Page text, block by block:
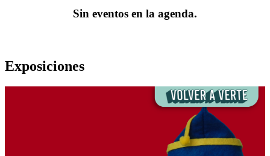
Sin eventos en la agenda.
Exposiciones